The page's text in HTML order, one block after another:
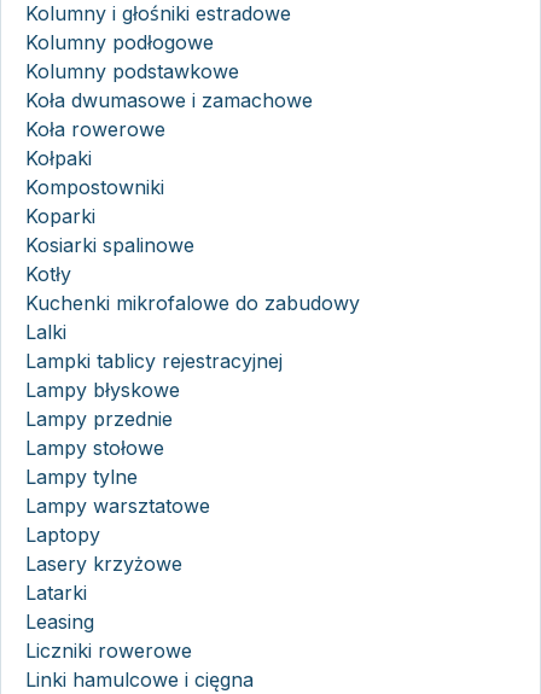
Kolumny i głośniki estradowe
Kolumny podłogowe
Kolumny podstawkowe
Koła dwumasowe i zamachowe
Koła rowerowe
Kołpaki
Kompostowniki
Koparki
Kosiarki spalinowe
Kotły
Kuchenki mikrofalowe do zabudowy
Lalki
Lampki tablicy rejestracyjnej
Lampy błyskowe
Lampy przednie
Lampy stołowe
Lampy tylne
Lampy warsztatowe
Laptopy
Lasery krzyżowe
Latarki
Leasing
Liczniki rowerowe
Linki hamulcowe i cięgna